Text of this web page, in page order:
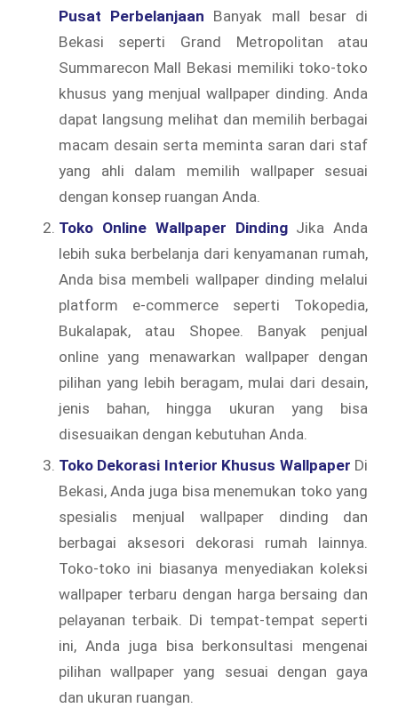
Pusat Perbelanjaan Banyak mall besar di
Bekasi seperti Grand Metropolitan atau
Summarecon Mall Bekasi memiliki toko-toko
khusus yang menjual wallpaper dinding. Anda
dapat langsung melihat dan memilih berbagai
macam desain serta meminta saran dari staf
yang ahli dalam memilih wallpaper sesuai
dengan konsep ruangan Anda.
Toko Online Wallpaper DindingJika Anda
lebih suka berbelanja dari kenyamanan rumah,
Anda bisa membeli wallpaper dinding melalui
platform e-commerce seperti Tokopedia,
Bukalapak, atau Shopee. Banyak penjual
online yang menawarkan wallpaper dengan
pilihan yang lebih beragam, mulai dari desain,
jenis bahan, hingga ukuran yang bisa
disesuaikan dengan kebutuhan Anda.
Toko Dekorasi Interior Khusus Wallpaper Di
Bekasi, Anda juga bisa menemukan toko yang
spesialis menjual wallpaper dinding dan
berbagai aksesori dekorasi rumah lainnya.
Toko-toko ini biasanya menyediakan koleksi
wallpaper terbaru dengan harga bersaing dan
pelayanan terbaik. Di tempat-tempat seperti
ini, Anda juga bisa berkonsultasi mengenai
pilihan wallpaper yang sesuai dengan gaya
dan ukuran ruangan.